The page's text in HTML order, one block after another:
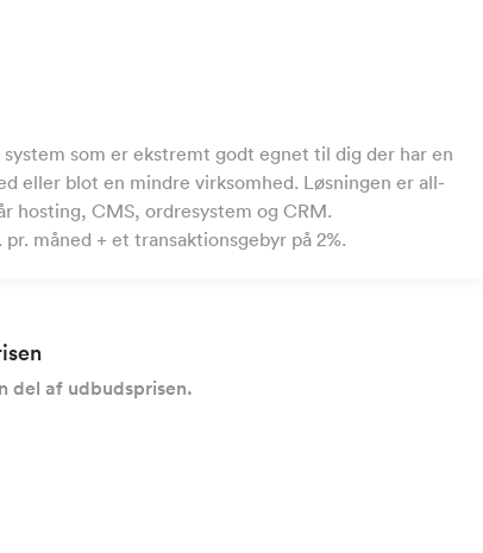
som er ekstremt godt egnet til dig der har en
eller blot en mindre virksomhed. Løsningen er all-
hosting, CMS, ordresystem og CRM.
pr. måned + et transaktionsgebyr på 2%.
del af udbudsprisen.